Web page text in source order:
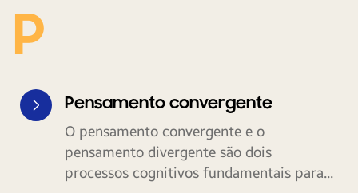
P
Pensamento convergente
O pensamento convergente e o
pensamento divergente são dois
processos cognitivos fundamentais para...